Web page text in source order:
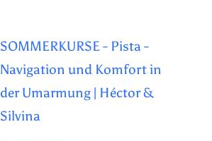
SOMMERKURSE - Pista -
Navigation und Komfort in
der Umarmung | Héctor &
Silvina